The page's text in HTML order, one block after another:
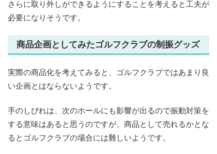
さらに取り外しができるようにすることを考えると工夫が
必要になりそうです。
商品企画としてみたゴルフクラブの制振グッズ
実際の商品化を考えてみると、ゴルフクラブではあまり良
い企画とはならないようです。
手のしびれは、次のホールにも影響が出るので振動対策を
する意味はあると思うのですが、商品として売れるかとな
るとゴルフクラブの場合には難しいようです。